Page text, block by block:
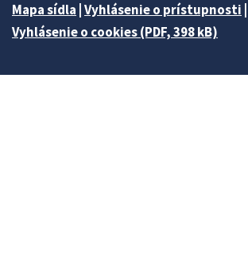
Mapa sídla Vyhlásenie o prístupnosti
Vyhlásenie o cookies (PDF, 398 kB)